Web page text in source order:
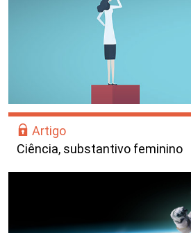
Artigo
Ciência, substantivo feminino